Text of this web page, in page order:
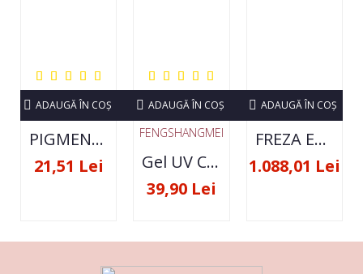
PIGMENT NEON SET 12 CULORI
21,51 Lei
ADAUGĂ ÎN COŞ
FENGSHANGMEI
Gel UV Constructie FSM 50ML - 07
39,90 Lei
ADAUGĂ ÎN COŞ
FREZA ELECTRICA STRONG 210 35000 RPM- ORIGINALA
1.088,01 Lei
ADAUGĂ ÎN COŞ